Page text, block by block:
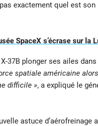
exactement quel est
SpaceX s’écrase sur la
37B plonger ses ailes dans
spatiale américaine
difficile », a expliqué le
astuce